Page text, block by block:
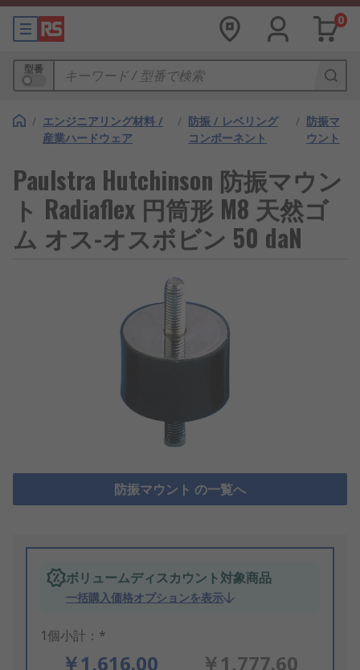
0
型番
/ エンジニアリング材料 /
産業ハードウェア
/ 防振 / レベリング
コンポーネント
/ 防振マ
ウント
Paulstra Hutchinson 防振マウン
ト Radiaflex 円筒形 M8 天然ゴ
ム オス-オスボビン 50 daN
防振マウント の一覧へ
ボリュームディスカウント対象商品
一括購入価格オプションを表示
1個小計：*
￥1,616.00 ￥1,777.60